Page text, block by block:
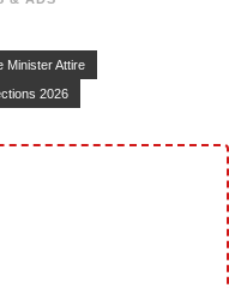
Minister Attire
2026